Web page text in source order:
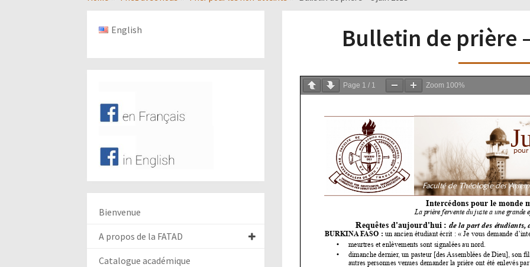
Bulletin de prière
Page 1 / 1 Zoom 100%
English
Bienvenue
A propos de la FATAD
Catalogue académique